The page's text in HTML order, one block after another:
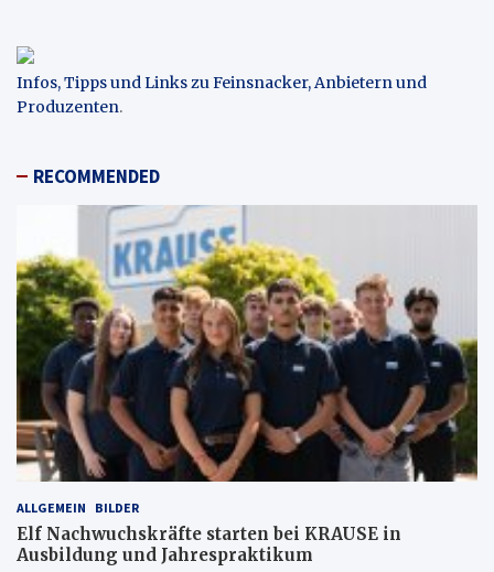
Infos, Tipps und Links zu Feinsnacker, Anbietern und
Produzenten.
RECOMMENDED
ALLGEMEIN BILDER
Elf Nachwuchskräfte starten bei KRAUSE in
Ausbildung und Jahrespraktikum